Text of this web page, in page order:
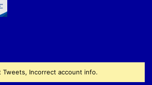
Tweets, Incorrect account info.